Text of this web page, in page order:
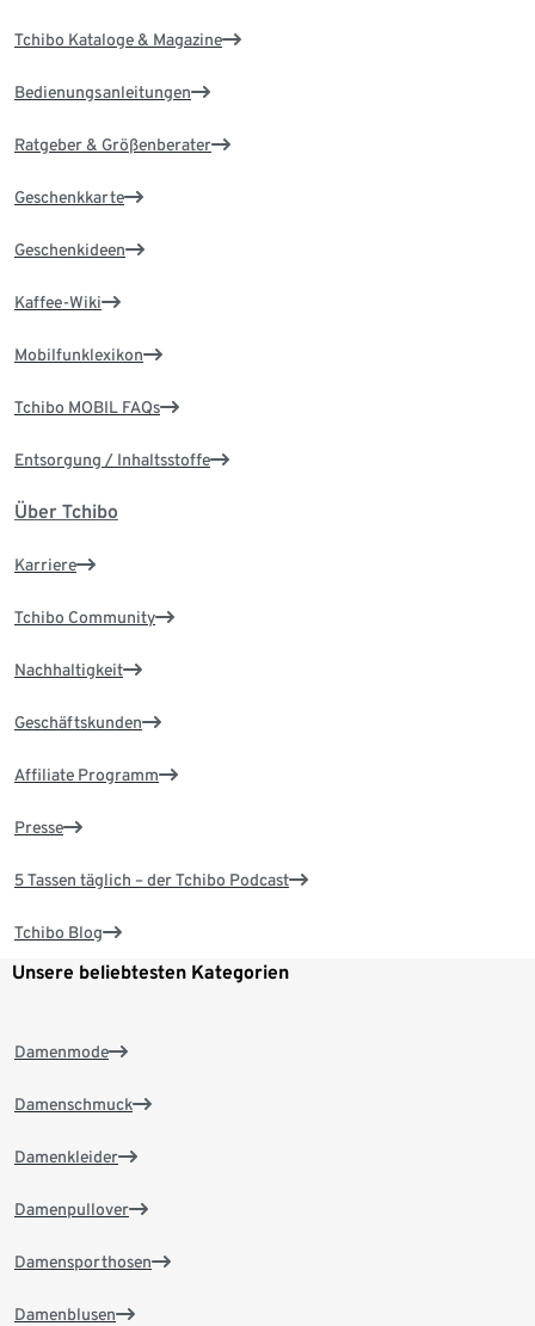
Tchibo Kataloge & Magazine
Bedienungsanleitungen
Ratgeber & Größenberater
Geschenkkarte
Geschenkideen
Kaffee-Wiki
Mobilfunklexikon
Tchibo MOBIL FAQs
Entsorgung / Inhaltsstoffe
Über Tchibo
Karriere
Tchibo Community
Nachhaltigkeit
Geschäftskunden
Affiliate Programm
Presse
5 Tassen täglich – der Tchibo Podcast
Tchibo Blog
Unsere beliebtesten Kategorien
Damenmode
Damenschmuck
Damenkleider
Damenpullover
Damensporthosen
Damenblusen